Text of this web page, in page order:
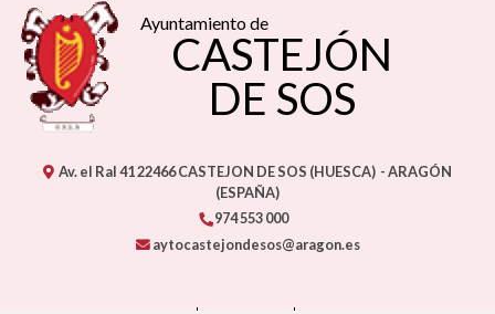
Ayuntamiento de
CASTEJÓN
DE SOS
Av. el Ral 4122466CASTEJON DE SOS (HUESCA) - ARAGÓN
(ESPAÑA)
974 553 000
aytocastejondesos@aragon.es